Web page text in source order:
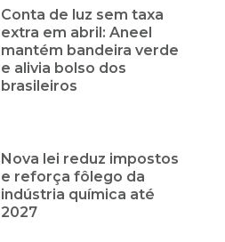
Conta de luz sem taxa
extra em abril: Aneel
mantém bandeira verde
e alivia bolso dos
brasileiros
Nova lei reduz impostos
e reforça fôlego da
indústria química até
2027